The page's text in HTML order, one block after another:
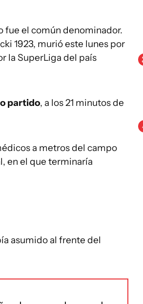
fue el común denominador.
1923, murió este lunes por
la SuperLiga del país
partido, a los 21 minutos de
a metros del campo
en el que terminaría
asumido al frente del